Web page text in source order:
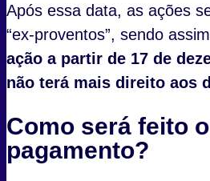
Após essa data, as ações
“ex-proventos”, sendo
ação a partir de 17 de
não terá mais direito aos
Como será feito o
pagamento?